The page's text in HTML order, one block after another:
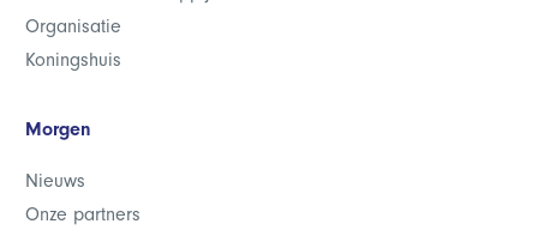
Organisatie
Koningshuis
Morgen
Nieuws
Onze partners